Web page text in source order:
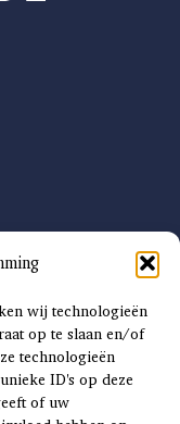
wij technologieën
op te slaan en/of
technologieën
ID's op deze
of uw